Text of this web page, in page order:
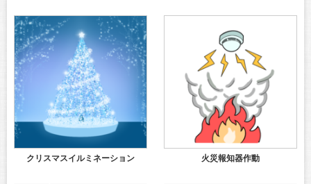
クリスマスイルミネーション 火災報知器作動